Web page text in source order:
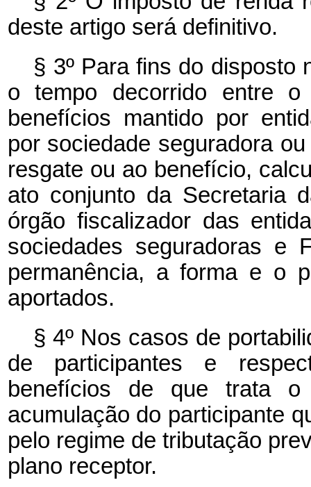
deste artigo será definitivo.
§ 3º Para fins do disposto
o tempo decorrido entre
benefícios mantido por
por sociedade seguradora
resgate ou ao benefício,
ato conjunto da Secretaria
órgão fiscalizador das
sociedades seguradoras e
permanência, a forma e o
aportados.
§ 4º Nos casos de
de participantes e
benefícios de que trata
acumulação do participante
pelo regime de tributação
plano receptor.